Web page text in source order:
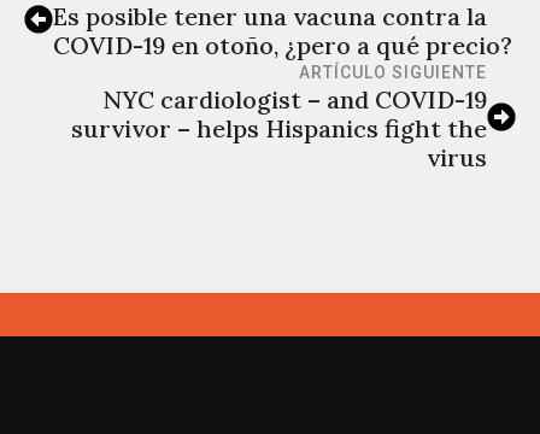
Es posible tener una vacuna contra la
COVID-19 en otoño, ¿pero a qué precio?
ARTÍCULO SIGUIENTE
NYC cardiologist – and COVID-19
survivor – helps Hispanics fight the
virus